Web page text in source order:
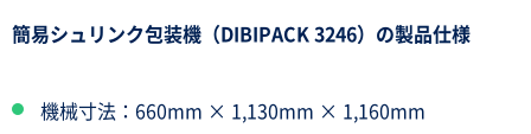
簡易シュリンク包装機（DIBIPACK 3246）の製品仕様
機械寸法：660mm × 1,130mm × 1,160mm